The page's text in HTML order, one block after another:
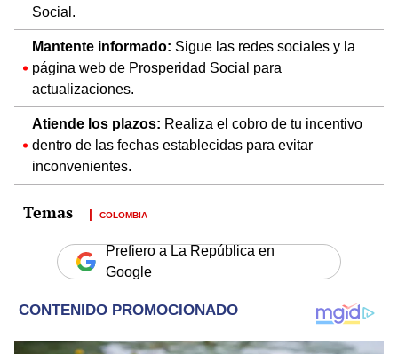
Social.
Mantente informado: Sigue las redes sociales y la
página web de Prosperidad Social para
actualizaciones.
Atiende los plazos: Realiza el cobro de tu incentivo
dentro de las fechas establecidas para evitar
inconvenientes.
COLOMBIA
Prefiero a La República en
Google